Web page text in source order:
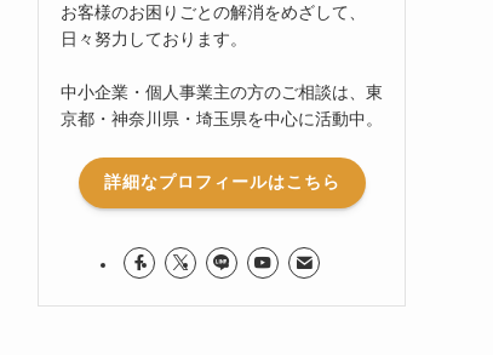
お客様のお困りごとの解消をめざして、
日々努力しております。
中小企業・個人事業主の方のご相談は、東
京都・神奈川県・埼玉県を中心に活動中。
詳細なプロフィールはこちら